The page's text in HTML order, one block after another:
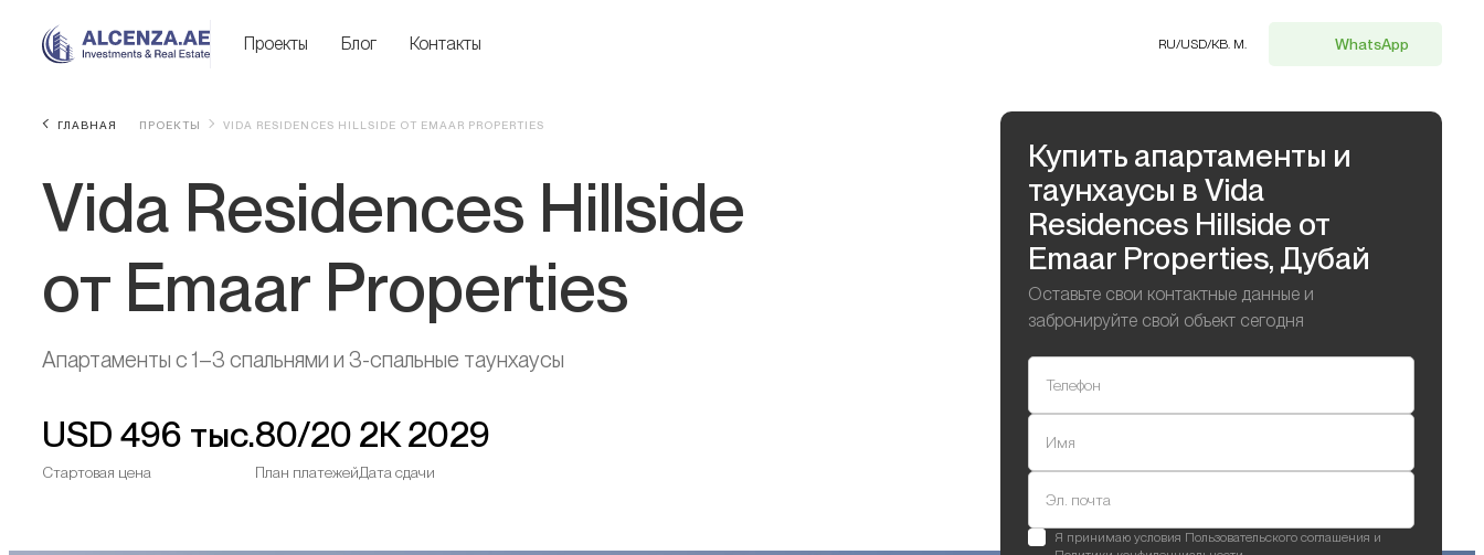
RU/USD/КВ. М. WhatsApp
Проекты Блог Контакты
ГЛАВНАЯ ПРОЕКТЫ VIDA RESIDENCES HILLSIDE ОТ EMAAR PROPERTIES
Vida Residences Hillside
от Emaar Properties
Апартаменты с 1–3 спальнями и 3-спальные таунхаусы
USD 496 тыс.
Стартовая цена
80/20
План платежей
2К 2029
Дата сдачи
Купить апартаменты и
таунхаусы в Vida
Residences Hillside от
Emaar Properties, Дубай
Оставьте свои контактные данные и
забронируйте свой объект сегодня
Телефон
Имя
Эл. почта
Я принимаю условия Пользовательского соглашения и